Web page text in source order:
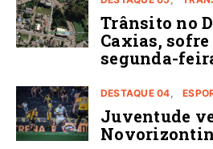
Trânsito no
Caxias,
segunda-
DESTAQUE 04
Juventude